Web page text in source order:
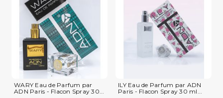
WARY Eau de Parfum par
ADN Paris - Flacon Spray 30...
ILY Eau de Parfum par ADN
Paris - Flacon Spray 30 ml...